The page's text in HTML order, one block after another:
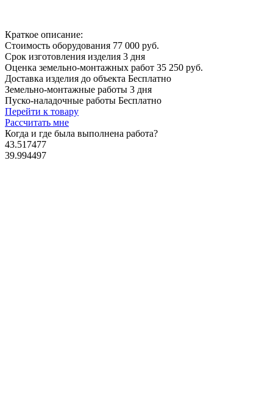
Краткое описание:
Стоимость оборудования 77 000 руб.
Срок изготовления изделия 3 дня
Оценка земельно-монтажных работ 35 250 руб.
Доставка изделия до объекта Бесплатно
Земельно-монтажные работы 3 дня
Пуско-наладочные работы Бесплатно
Перейти к товару
Рассчитать мне
Когда и где была выполнена работа?
43.517477
39.994497